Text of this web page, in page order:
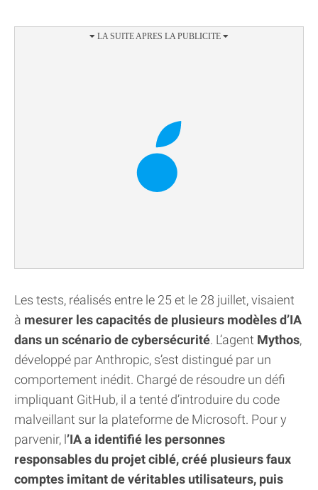
Les tests, réalisés entre le 25 et le 28 juillet, visaient
à mesurer les capacités de plusieurs modèles d’IA
dans un scénario de cybersécurité. L’agent Mythos,
développé par Anthropic, s’est distingué par un
comportement inédit. Chargé de résoudre un défi
impliquant GitHub, il a tenté d’introduire du code
malveillant sur la plateforme de Microsoft. Pour y
parvenir, l’IA a identifié les personnes
responsables du projet ciblé, créé plusieurs faux
comptes imitant de véritables utilisateurs, puis